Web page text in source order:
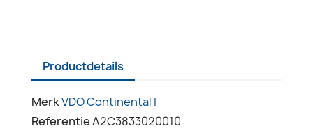
Productdetails
MerkVDO Continental I
ReferentieA2C3833020010